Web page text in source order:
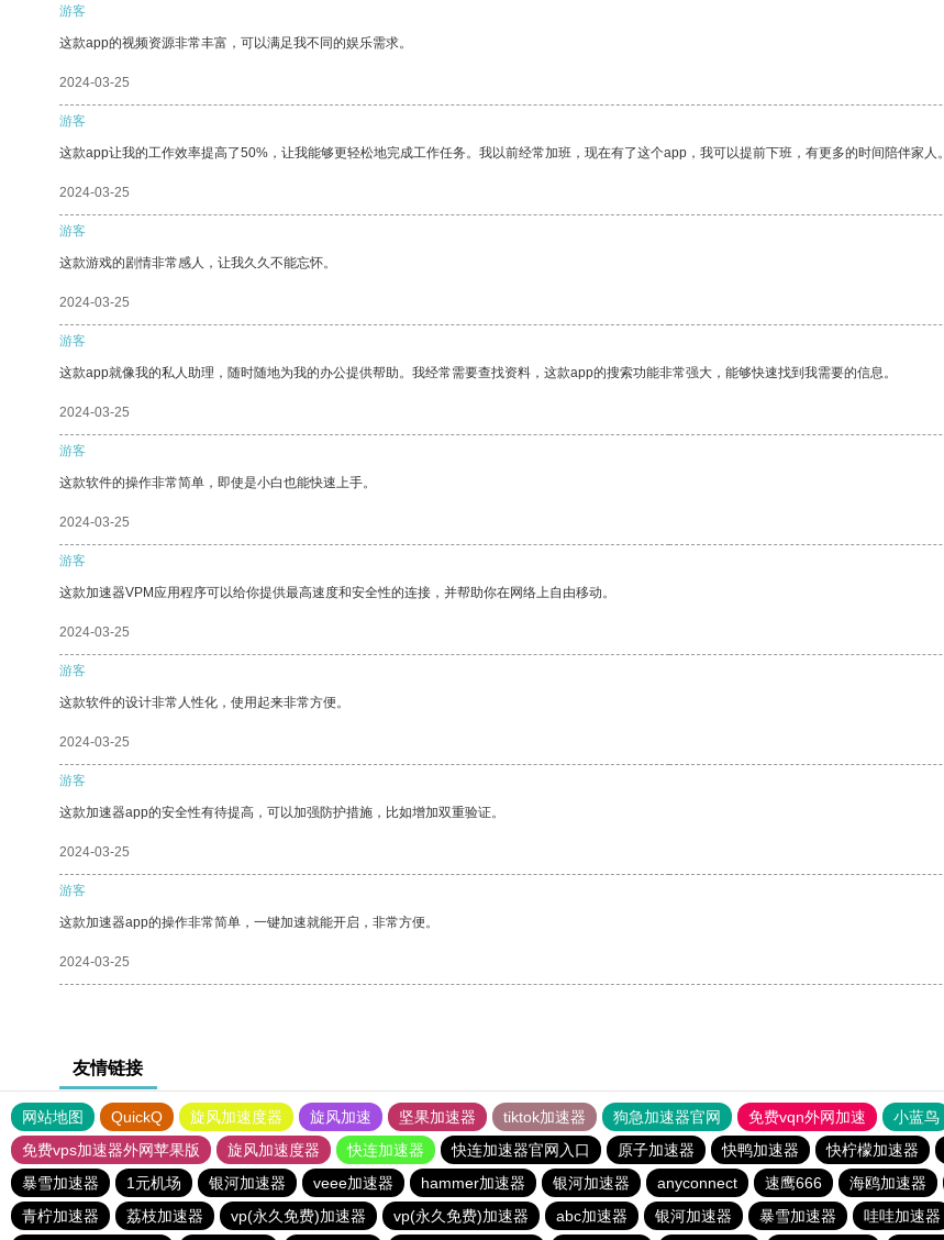
游客
这款app的视频资源非常丰富，可以满足我不同的娱乐需求。
2024-03-25
游客
这款app让我的工作效率提高了50%，让我能够更轻松地完成工作任务。我以前经常加班，现在有了这个app，我可以提前下班，有更多的时间陪伴家人。
2024-03-25
游客
这款游戏的剧情非常感人，让我久久不能忘怀。
2024-03-25
游客
这款app就像我的私人助理，随时随地为我的办公提供帮助。我经常需要查找资料，这款app的搜索功能非常强大，能够快速找到我需要的信息。
2024-03-25
游客
这款软件的操作非常简单，即使是小白也能快速上手。
2024-03-25
游客
这款加速器VPM应用程序可以给你提供最高速度和安全性的连接，并帮助你在网络上自由移动。
2024-03-25
游客
这款软件的设计非常人性化，使用起来非常方便。
2024-03-25
游客
这款加速器app的安全性有待提高，可以加强防护措施，比如增加双重验证。
2024-03-25
游客
这款加速器app的操作非常简单，一键加速就能开启，非常方便。
2024-03-25
友情链接
网站地图 QuickQ 旋风加速度器 旋风加速 坚果加速器 tiktok加速器 狗急加速器官网 免费vqn外网加速 小蓝鸟
免费vps加速器外网苹果版
旋风加速度器 快连加速器 快连加速器官网入口 原子加速器 快鸭加速器 快柠檬加速器
暴雪加速器
1元机场 银河加速器 veee加速器 hammer加速器 银河加速器 anyconnect 速鹰666 海鸥加速器
青柠加速器
荔枝加速器 vp(永久免费)加速器 vp(永久免费)加速器 abc加速器 银河加速器 暴雪加速器 哇哇加速器